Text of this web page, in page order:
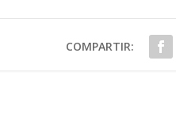
COMPARTIR: